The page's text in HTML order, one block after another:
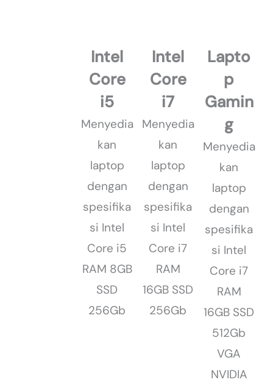
Intel
Core
i5
Menyedia
kan
laptop
dengan
spesifika
si Intel
Core i5
RAM 8GB
SSD
256Gb
Intel
Core
i7
Menyedia
kan
laptop
dengan
spesifika
si Intel
Core i7
RAM
16GB SSD
256Gb
Lapto
p
Gamin
g
Menyedia
kan
laptop
dengan
spesifika
si Intel
Core i7
RAM
16GB SSD
512Gb
VGA
NVIDIA